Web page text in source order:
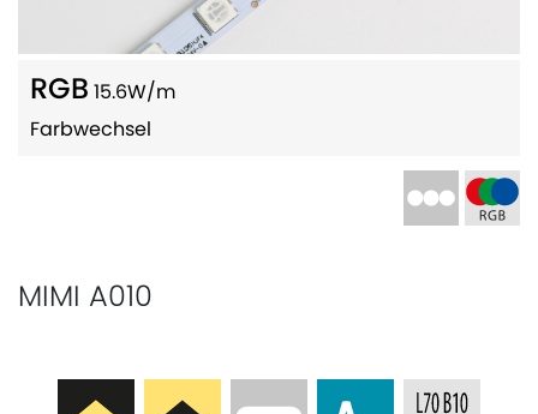
RGB 15.6W/m
Farbwechsel
MIMI A010